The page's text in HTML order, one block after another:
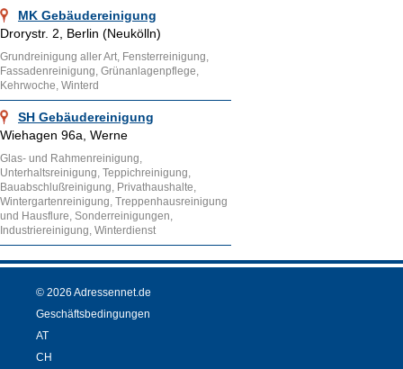
MK Gebäudereinigung
Drorystr. 2, Berlin (Neukölln)
Grundreinigung aller Art, Fensterreinigung,
Fassadenreinigung, Grünanlagenpflege,
Kehrwoche, Winterd
SH Gebäudereinigung
Wiehagen 96a, Werne
Glas- und Rahmenreinigung,
Unterhaltsreinigung, Teppichreinigung,
Bauabschlußreinigung, Privathaushalte,
Wintergartenreinigung, Treppenhausreinigung
und Hausflure, Sonderreinigungen,
Industriereinigung, Winterdienst
© 2026 Adressennet.de
Geschäftsbedingungen
AT
CH